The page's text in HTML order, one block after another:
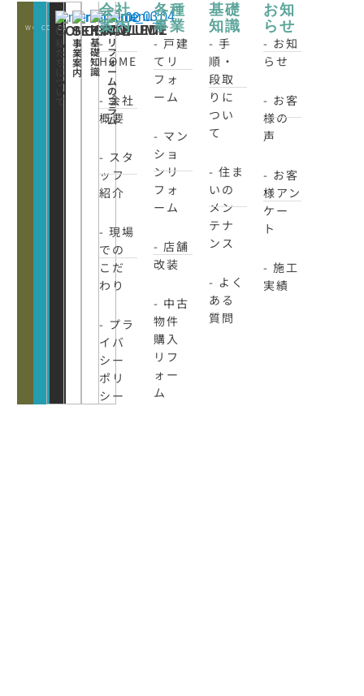
WORKSCONATCT
CLOSE
CONCEPT
私
た
ち
に
つ
い
て
SERVICE
事
業
案
内
KNOWLEDE
基
礎
知
識
COLUMN
リ
フ
ォ
ー
ム
の
コ
ラ
ム
会社
案内
-
HOME
- 会社
概要
- スタ
ッフ
紹介
- 現場
での
こだ
わり
- プラ
イバ
シー
ポリ
シー
各種
事業
- 戸建
てリ
フォ
ーム
- マン
ショ
ンリ
フォ
ーム
- 店舗
改装
- 中古
物件
購入
リフ
ォー
ム
基礎
知識
- 手
順・
段取
りに
つい
て
- 住ま
いの
メン
テナ
ンス
- よく
ある
質問
お知
らせ
- お知
らせ
- お客
様の
声
- お客
様アン
ケー
ト
- 施工
実績